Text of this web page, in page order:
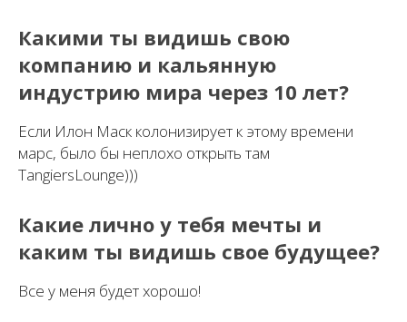
Какими ты видишь свою
компанию и кальянную
индустрию мира через 10 лет?
Если Илон Маск колонизирует к этому времени
марс, было бы неплохо открыть там
TangiersLounge)))
Какие лично у тебя мечты и
каким ты видишь свое будущее?
Все у меня будет хорошо!